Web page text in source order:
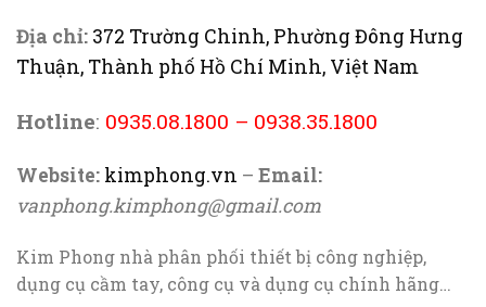
Địa chỉ: 372 Trường Chinh, Phường Đông Hưng
Thuận, Thành phố Hồ Chí Minh, Việt Nam
Hotline: 0935.08.1800 – 0938.35.1800
Website: kimphong.vn – Email:
vanphong.kimphong@gmail.com
Kim Phong nhà phân phối thiết bị công nghiệp,
dụng cụ cầm tay, công cụ và dụng cụ chính hãng…